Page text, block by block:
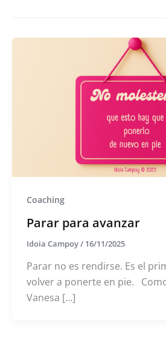
Coaching
Parar para avanzar
Idoia Campoy/ 16/11/2025
Parar no es rendirse. Es el
volver a ponerte en pie.
Vanesa […]